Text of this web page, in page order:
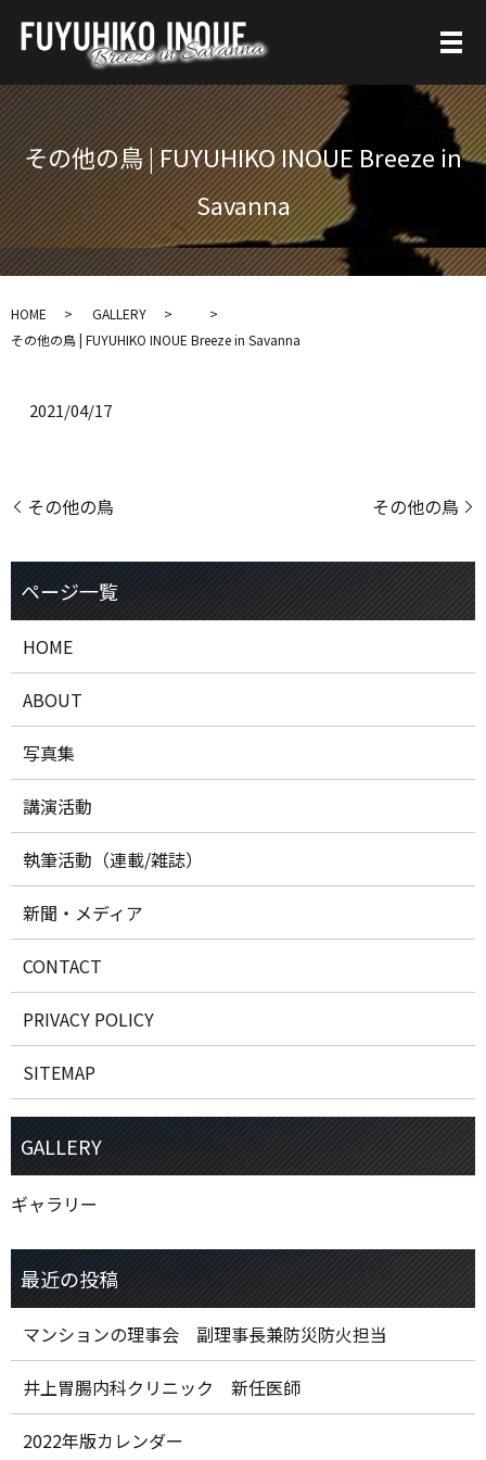
その他の鳥 | FUYUHIKO INOUE Breeze in
Savanna
HOME
GALLERY
その他の鳥 | FUYUHIKO INOUE Breeze in Savanna
2021/04/17
その他の鳥 その他の鳥
HOME
ABOUT
写真集
講演活動
執筆活動（連載/雑誌）
新聞・メディア
CONTACT
PRIVACY POLICY
SITEMAP
ギャラリー
マンションの理事会 副理事長兼防災防火担当
井上胃腸内科クリニック 新任医師
2022年版カレンダー